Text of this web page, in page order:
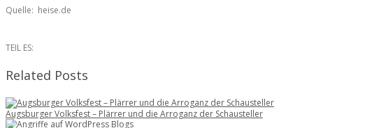
Quelle: heise.de
TEIL ES:
Related Posts
Augsburger Volksfest – Plärrer und die Arroganz der Schausteller